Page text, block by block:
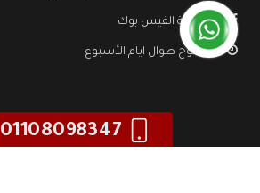
صفحة الفيس بوك
مفتوح طوال ايام الأسبوع
01108098347